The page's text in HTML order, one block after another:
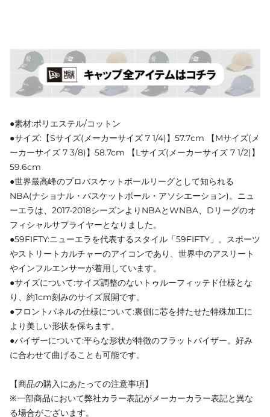
●素材:ポリエステル/コットン
●サイズ:【Sサイズ(メーカーサイズ 7 1/4)】57.7cm 【Mサイズ(メ
ーカーサイズ 7 3/8)】58.7cm 【Lサイズ(メーカーサイズ 7 1/2)】
59.6cm
●世界最高峰のプロバスケットボールリーグとして知られる
NBA(ナショナル・バスケットボール・アソシエーション)。ニュ
ーエラは、2017-2018シーズンよりNBAとWNBA、Dリーグのオ
フィシャルサプライヤーとなりました。
●59FIFTY:ニューエラを代表するスタイル「59FIFTY」。スポーツ
やストリートカルチャーのアイコンであり、世界中のアスリート
やインフルエンサーが着用しています。
●サイズについて:サイズ調整のないトゥルーフィッテド仕様とな
り、約1cm刻みのサイズ展開です。
●フロントパネルの仕様について:裏側に芯を持たせた特殊加工に
より美しい形状を保ちます。
●バイザーについて:平らな形状が特徴のフラットバイザー。好み
に合わせて曲げることも可能です。
【商品の購入にあたっての注意事項】
※一部商品において弊社カラー表記がメーカーカラー表記と異な
る場合がございます。